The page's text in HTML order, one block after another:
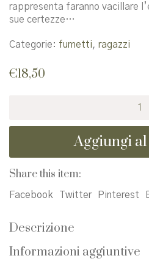
rappresenta faranno vacillare
sue certezze…
Categorie: fumetti, ragazzi
€18,50
sei
Aggiungi
Share this item:
Facebook Twitter Pinterest
Descrizione
Informazioni aggiuntive